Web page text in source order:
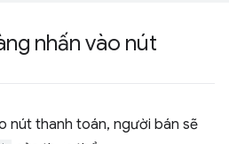
nhấn vào nút
nút thanh toán, người bán sẽ